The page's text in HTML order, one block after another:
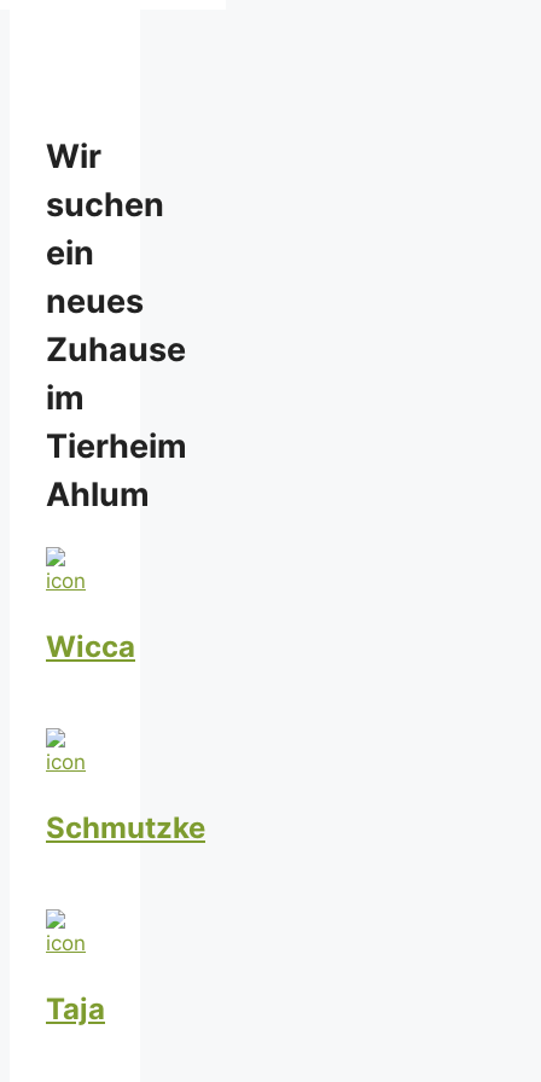
Wir
suchen
ein
neues
Zuhause
im
Tierheim
Ahlum
Wicca
Schmutzke
Taja